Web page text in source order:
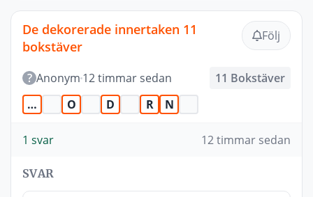
De dekorerade innertaken 11
bokstäver
Följ
? Anonym 12 timmar sedan
11 Bokstäver
…
O D R N
1 svar 12 timmar sedan
SVAR